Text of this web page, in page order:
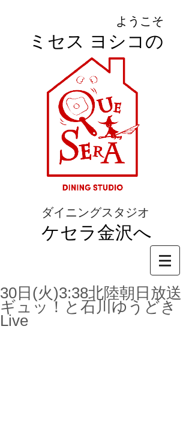
ようこそ
ミセス ヨシコの
ダイニングスタジオ
ケセラ金沢へ
30日(火)3:38北陸朝日放送
ギュッ！と石川ゆうどき
Live